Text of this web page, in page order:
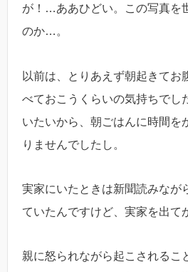
が！…ああひどい。この写真を
のか…。
以前は、とりあえず朝起きてお
べておこうくらいの気持ちでし
いたいから、朝ごはんに時間を
りませんでしたし。
実家にいたときは新聞読みなが
ていたんですけど、実家を出て
親に怒られながら起こされるこ